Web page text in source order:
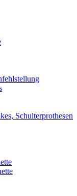
Schulterprothesen